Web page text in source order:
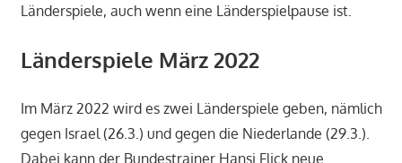
Länderspiele, auch wenn eine Länderspielpause ist.
Länderspiele März 2022
Im März 2022 wird es zwei Länderspiele geben, nämlich
gegen Israel (26.3.) und gegen die Niederlande (29.3.).
Dabei kann der Bundestrainer Hansi Flick neue